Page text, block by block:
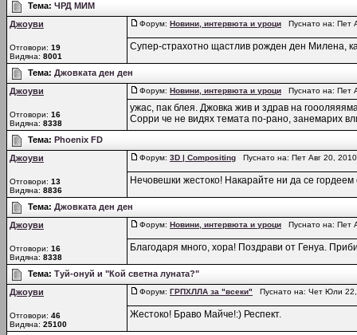
Тема: ЧРД МИМ
Джоуви
Отговори: 19
Видяна: 8001
Форум: Новини, интервюта и уроци Пуснато на: Пет
Супер-страхотно щастлив рожден ден Милена,
Тема: Джовката ден ден
Джоуви
Отговори: 16
Видяна: 8338
Форум: Новини, интервюта и уроци Пуснато на: Пет
ужас, пак блея. Джовка жив и здрав на
Сорри че не видях темата по-рано, занемарих
Тема: Phoenix FD
Джоуви
Отговори: 13
Видяна: 8836
Форум: 3D | Compositing Пуснато на: Пет Авг 20,
Нечовешки жестоко! Накарайте ни да се
Тема: Джовката ден ден
Джоуви
Отговори: 16
Видяна: 8338
Форум: Новини, интервюта и уроци Пуснато на: Пет
Благодаря много, хора! Поздрави от Генуа.
Тема: Туй-онуй и "Кой светна луната?"
Джоуви
Отговори: 46
Видяна: 25100
Форум: ГРПХЛЛА за "всеки" Пуснато на: Чет Юли
Жестоко! Браво Майче!:) Респект.